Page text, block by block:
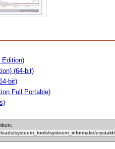
Edition)
(64-bit)
bit)
Full Portable)